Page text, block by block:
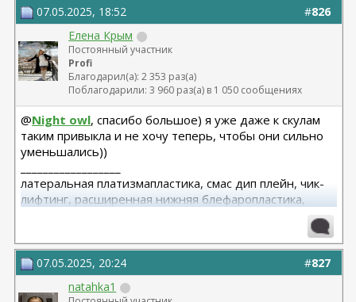
#826
07.05.2025, 18:52
Елена Крым
Постоянный участник
Profi
Благодарил(а): 2 353 раз(а)
Поблагодарили: 3 960 раз(а) в 1 050 сообщениях
@Night owl, спасибо большое) я уже даже к скулам
таким привыкла и не хочу теперь, чтобы они сильно
уменьшались))
латеральная платизмапластика, смас дип плейн, чик-
лифтинг, расширенная нижняя блефаропластика,
височный лифтинг 04.25 Тегай Р.А. риносептопластика
#827
07.05.2025, 20:24
natahka1